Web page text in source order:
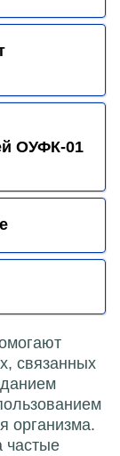
ОУФК-01
связанных
организма.
частые